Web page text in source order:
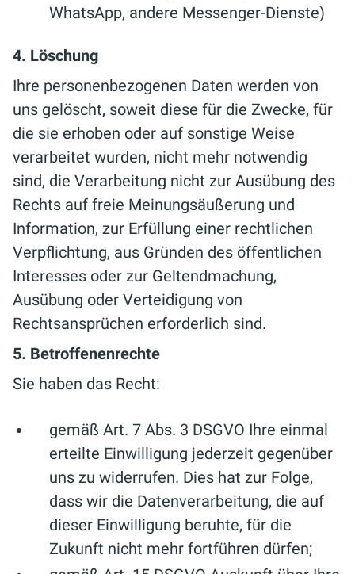
WhatsApp, andere Messenger-Dienste)
4. Löschung
Ihre personenbezogenen Daten werden von
uns gelöscht, soweit diese für die Zwecke, für
die sie erhoben oder auf sonstige Weise
verarbeitet wurden, nicht mehr notwendig
sind, die Verarbeitung nicht zur Ausübung des
Rechts auf freie Meinungsäußerung und
Information, zur Erfüllung einer rechtlichen
Verpflichtung, aus Gründen des öffentlichen
Interesses oder zur Geltendmachung,
Ausübung oder Verteidigung von
Rechtsansprüchen erforderlich sind.
5. Betroffenenrechte
Sie haben das Recht:
gemäß Art. 7 Abs. 3 DSGVO Ihre einmal
erteilte Einwilligung jederzeit gegenüber
uns zu widerrufen. Dies hat zur Folge,
dass wir die Datenverarbeitung, die auf
dieser Einwilligung beruhte, für die
Zukunft nicht mehr fortführen dürfen;